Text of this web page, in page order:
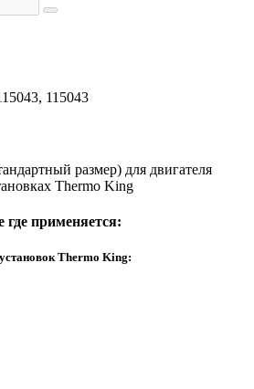
115043
размер) для двигателя
Thermo King
где применяется:
Thermo King: